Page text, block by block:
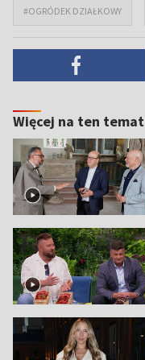
#OGRÓDEK DZIAŁKOWY
Więcej na ten temat